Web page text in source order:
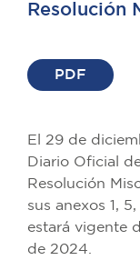
Resolución
PDF
El 29 de
Diario Oficial
Resolución
sus anexos 1,
estará vigente
de 2024.